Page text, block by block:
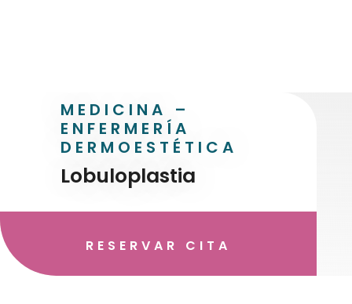
MEDICINA –
ENFERMERÍA
DERMOESTÉTICA
Lobuloplastia
RESERVAR CITA